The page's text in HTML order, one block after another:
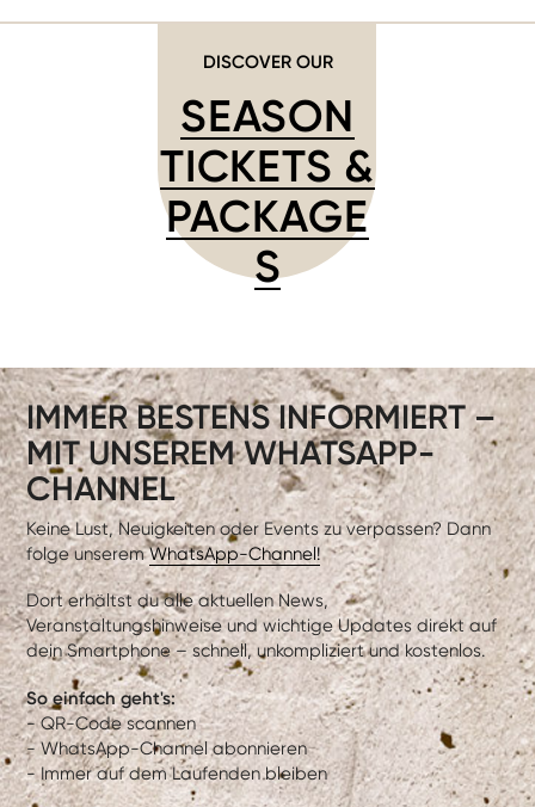
DISCOVER OUR
SEASON
TICKETS &
PACKAGE
S
IMMER BESTENS INFORMIERT –
MIT UNSEREM WHATSAPP-
CHANNEL
Keine Lust, Neuigkeiten oder Events zu verpassen? Dann
folge unseremWhatsApp-Channel!
Dort erhältst du alle aktuellen News,
Veranstaltungshinweise und wichtige Updates direkt auf
dein Smartphone – schnell, unkompliziert und kostenlos.
So einfach geht's:
- QR-Code scannen
- WhatsApp-Channel abonnieren
- Immer auf dem Laufenden bleiben